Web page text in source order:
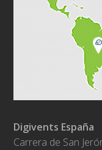
Digivents España
Carrera de San